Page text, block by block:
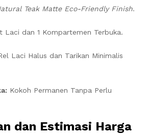
Teak Matte Eco-Friendly Finish.
Laci dan 1 Kompartemen Terbuka.
Laci Halus dan Tarikan Minimalis
Kokoh Permanen Tanpa Perlu
dan Estimasi Harga